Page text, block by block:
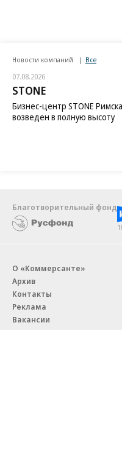
Новости компаний Все
07.08.2026
STONE
Бизнес-центр STONE
возведен в полную высоту
Благотворительный фонд
О «Коммерсанте»
Архив
Контакты
Реклама
Вакансии